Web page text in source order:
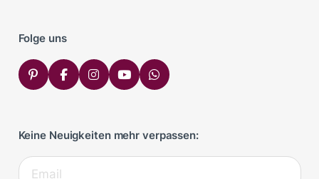
Folge uns
Keine Neuigkeiten mehr verpassen: